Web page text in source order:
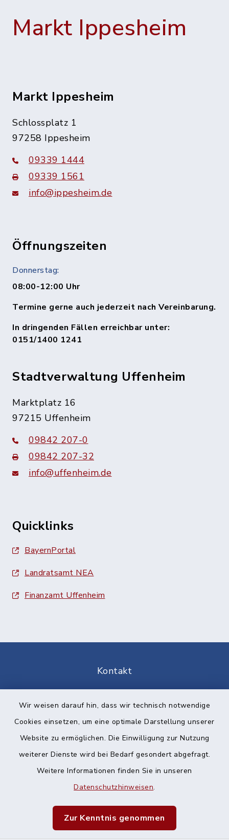
Wir weisen darauf hin, dass wir technisch notwendige
Cookies einsetzen, um eine optimale Darstellung unserer
Website zu ermöglichen. Die Einwilligung zur Nutzung
weiterer Dienste wird bei Bedarf gesondert abgefragt.
Weitere Informationen finden Sie in unseren
Datenschutzhinweisen.
Zur Kenntnis genommen
Markt Ippesheim
Markt Ippesheim
Schlossplatz 1
97258 Ippesheim
09339 1444
09339 1561
info@ippesheim.de
Öffnungszeiten
Donnerstag:
08:00-12:00 Uhr
Termine gerne auch jederzeit nach Vereinbarung.
In dringenden Fällen erreichbar unter:
0151/1400 1241
Stadtverwaltung Uffenheim
Marktplatz 16
97215 Uffenheim
09842 207-0
09842 207-32
info@uffenheim.de
Quicklinks
BayernPortal
Landratsamt NEA
Finanzamt Uffenheim
Kontakt
Datenschutz
Impressum
Sitemap
Cookie-Einstellungen